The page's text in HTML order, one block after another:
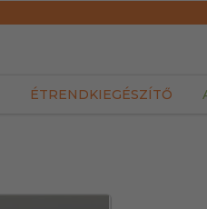
ÉTRENDKIEGÉSZÍTŐ